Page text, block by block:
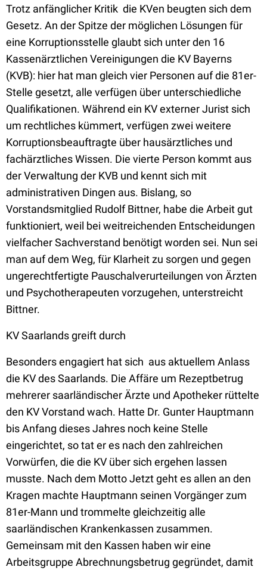
Trotz anfänglicher Kritik  die KVen beugten sich dem
Gesetz. An der Spitze der möglichen Lösungen für
eine Korruptionsstelle glaubt sich unter den 16
Kassenärztlichen Vereinigungen die KV Bayerns
(KVB): hier hat man gleich vier Personen auf die 81er-
Stelle gesetzt, alle verfügen über unterschiedliche
Qualifikationen. Während ein KV externer Jurist sich
um rechtliches kümmert, verfügen zwei weitere
Korruptionsbeauftragte über hausärztliches und
fachärztliches Wissen. Die vierte Person kommt aus
der Verwaltung der KVB und kennt sich mit
administrativen Dingen aus. Bislang, so
Vorstandsmitglied Rudolf Bittner, habe die Arbeit gut
funktioniert, weil bei weitreichenden Entscheidungen
vielfacher Sachverstand benötigt worden sei. Nun sei
man auf dem Weg, für Klarheit zu sorgen und gegen
ungerechtfertigte Pauschalverurteilungen von Ärzten
und Psychotherapeuten vorzugehen, unterstreicht
Bittner.
KV Saarlands greift durch
Besonders engagiert hat sich  aus aktuellem Anlass 
die KV des Saarlands. Die Affäre um Rezeptbetrug
mehrerer saarländischer Ärzte und Apotheker rüttelte
den KV Vorstand wach. Hatte Dr. Gunter Hauptmann
bis Anfang dieses Jahres noch keine Stelle
eingerichtet, so tat er es nach den zahlreichen
Vorwürfen, die die KV über sich ergehen lassen
musste. Nach dem Motto Jetzt geht es allen an den
Kragen machte Hauptmann seinen Vorgänger zum
81er-Mann und trommelte gleichzeitig alle
saarländischen Krankenkassen zusammen.
Gemeinsam mit den Kassen haben wir eine
Arbeitsgruppe Abrechnungsbetrug gegründet, damit